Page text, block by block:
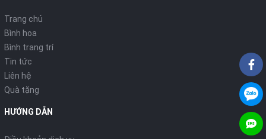
Trang chủ
Bình hoa
Bình trang trí
Tin tức
Liên hệ
Quà tặng
HƯỚNG DẪN